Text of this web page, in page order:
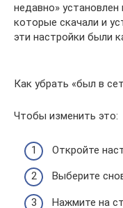
недавно»
которые скачали и
эти настройки были
Как убрать «был в
Чтобы изменить это:
Откройте
Выберите
Нажмите на